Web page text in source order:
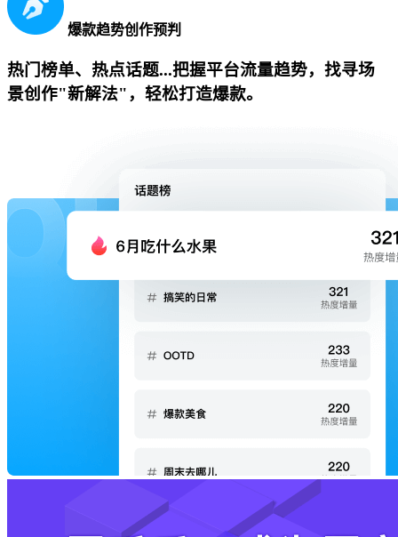
爆款趋势创作预判
热门榜单、热点话题...把握平台流量趋势，找寻场
景创作"新解法"，轻松打造爆款。